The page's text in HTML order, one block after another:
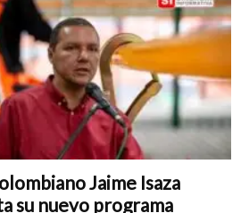
Jaime Isaza
su nuevo programa